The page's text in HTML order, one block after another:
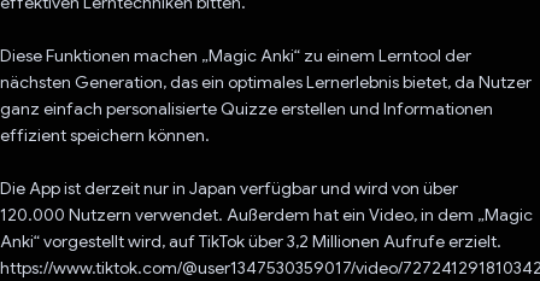
Diese Funktionen machen „Magic Anki“ zu einem Lerntool der
nächsten Generation, das ein optimales Lernerlebnis bietet, da Nutzer
ganz einfach personalisierte Quizze erstellen und Informationen
effizient speichern können.
Die App ist derzeit nur in Japan verfügbar und wird von über
120.000 Nutzern verwendet. Außerdem hat ein Video, in dem „Magic
Anki“ vorgestellt wird, auf TikTok über 3,2 Millionen Aufrufe erzielt.
https://www.tiktok.com/@user1347530359017/video/